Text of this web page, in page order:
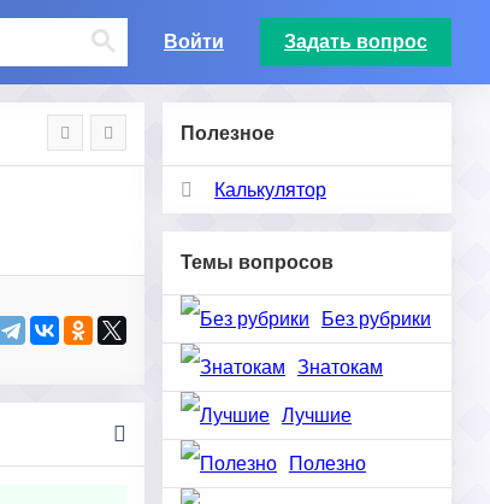
Войти Задать вопрос
Полезное
Калькулятор
Темы вопросов
Без рубрики
Знатокам
Лучшие
Полезно